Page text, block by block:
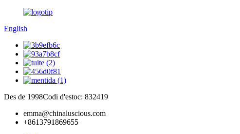
English
Des de 1998Codi d'estoc: 832419
emma@chinaluscious.com
+8613791869655